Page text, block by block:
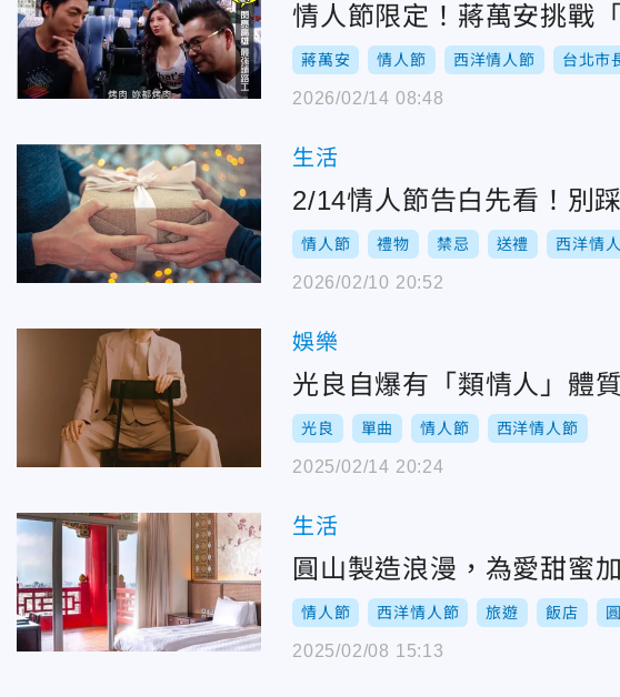
情人節限定！蔣萬安挑戰
蔣萬安 情人節 西洋情人節 台北市
2026/02/14 08:48
生活
2/14情人節告白先看！別
情人節 禮物 禁忌 送禮 西洋情
2026/02/10 20:52
娛樂
光良自爆有「類情人」體
光良 單曲 情人節 西洋情人節
2025/02/14 20:24
生活
圓山製造浪漫，為愛甜蜜
情人節 西洋情人節 旅遊 飯店
2025/02/08 15:13